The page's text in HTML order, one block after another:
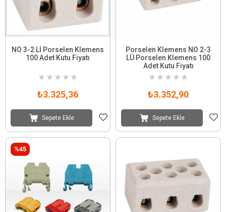
NO 3-2 Lİ Porselen Klemens
100 Adet Kutu Fiyatı
★ ★ ★ ★ ★
₺3.325,36
Sepete Ekle
Porselen Klemens NO 2-3
LÜ Porselen Klemens 100
Adet Kutu Fiyatı
★ ★ ★ ★ ★
₺3.352,90
Sepete Ekle
%45